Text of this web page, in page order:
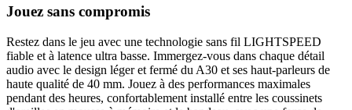
Jouez sans compromis
Restez dans le jeu avec une technologie sans fil LIGHTSPEED
fiable et à latence ultra basse. Immergez-vous dans chaque détail
audio avec le design léger et fermé du A30 et ses haut-parleurs de
haute qualité de 40 mm. Jouez à des performances maximales
pendant des heures, confortablement installé entre les coussinets